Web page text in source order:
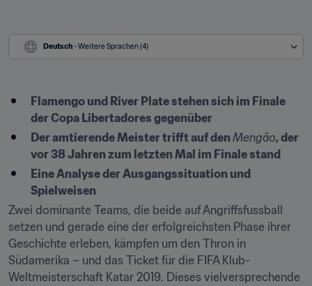
Deutsch - Weitere Sprachen (4)
Flamengo und River Plate stehen sich im Finale
der Copa Libertadores gegenüber
Der amtierende Meister trifft auf den Mengão, der
vor 38 Jahren zum letzten Mal im Finale stand
Eine Analyse der Ausgangssituation und
Spielweisen
Zwei dominante Teams, die beide auf Angriffsfussball
setzen und gerade eine der erfolgreichsten Phase ihrer
Geschichte erleben, kämpfen um den Thron in
Südamerika – und das Ticket für die FIFA Klub-
Weltmeisterschaft Katar 2019. Dieses vielversprechende